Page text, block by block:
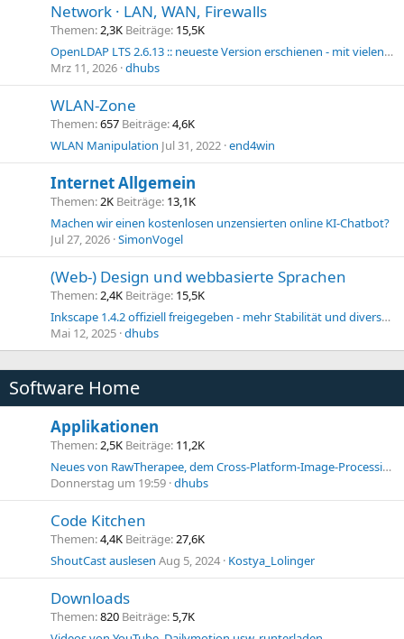
Network · LAN, WAN, Firewalls
Themen 2,3K Beiträge 15,5K
OpenLDAP LTS 2.6.13 :: neueste Version erschienen - mit vielen Bugfixes
Mrz 11, 2026 dhubs
WLAN-Zone
Themen 657 Beiträge 4,6K
WLAN Manipulation Jul 31, 2022 end4win
Internet Allgemein
Themen 2K Beiträge 13,1K
Machen wir einen kostenlosen unzensierten online KI-Chatbot?
Jul 27, 2026 SimonVogel
(Web-) Design und webbasierte Sprachen
Themen 2,4K Beiträge 15,5K
Inkscape 1.4.2 offiziell freigegeben - mehr Stabilität und diverse Bugfixes
Mai 12, 2025 dhubs
Software Home
Applikationen
Themen 2,5K Beiträge 11,2K
Neues von RawTherapee, dem Cross-Platform-Image-Processing-Tool: Version 5.13 mit tiefgreifende Verfeinerung & Optimierung des bestehenden Workflows
Donnerstag um 19:59 dhubs
Code Kitchen
Themen 4,4K Beiträge 27,6K
ShoutCast auslesen Aug 5, 2024 Kostya_Lolinger
Downloads
Themen 820 Beiträge 5,7K